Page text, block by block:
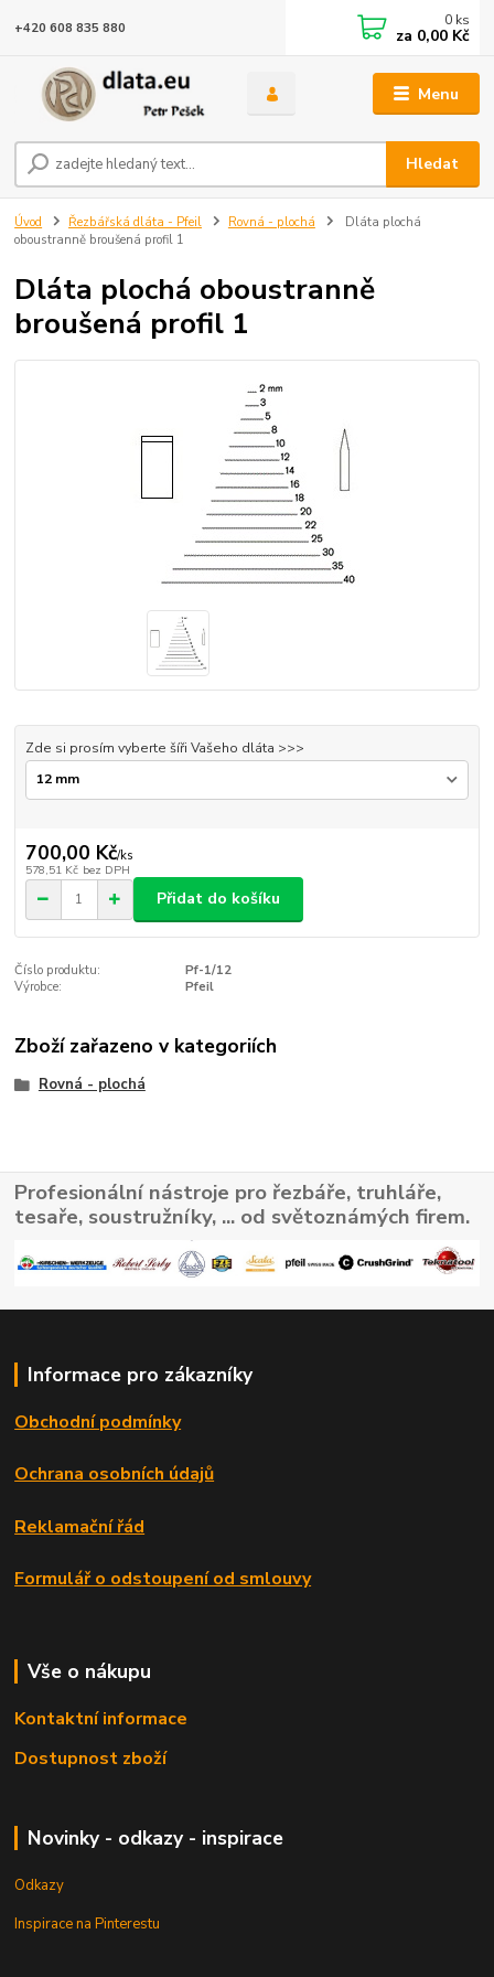
Menu
Hledat
+420 608 835 880 0 ks
za 0,00 Kč
Úvod Řezbářská dláta - Pfeil Rovná - plochá
Dláta plochá
oboustranně broušená profil 1
Dláta plochá oboustranně
broušená profil 1
Zde si prosím vyberte šíři Vašeho dláta >>>
700,00 Kč/ks
578,51 Kč bez DPH
Přidat do košíku
Číslo produktu:
Pf-1/12
Výrobce:
Pfeil
Zboží zařazeno v kategoriích
Rovná - plochá
Profesionální nástroje pro řezbáře, truhláře,
tesaře, soustružníky, ... od světoznámých firem.
Informace pro zákazníky
Obchodní podmínky
Ochrana osobních údajů
Reklamační řád
Formulář o odstoupení od smlouvy
Vše o nákupu
Kontaktní informace
Dostupnost zboží
Novinky - odkazy - inspirace
Odkazy
Inspirace na Pinterestu